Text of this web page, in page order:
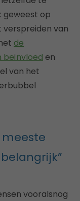
geweest op
verspreiden van
de
beïnvloed en
van het
meeste
vooralsnog